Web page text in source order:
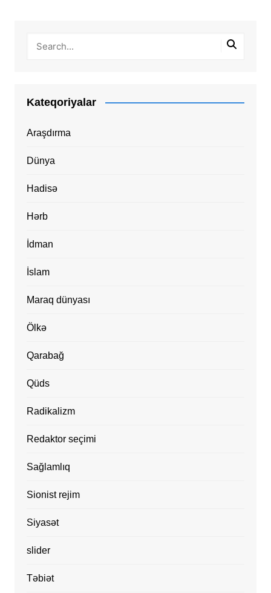
Kateqoriyalar
Araşdırma
Dünya
Hadisə
Hərb
İdman
İslam
Maraq dünyası
Ölkə
Qarabağ
Qüds
Radikalizm
Redaktor seçimi
Sağlamlıq
Sionist rejim
Siyasət
slider
Təbiət